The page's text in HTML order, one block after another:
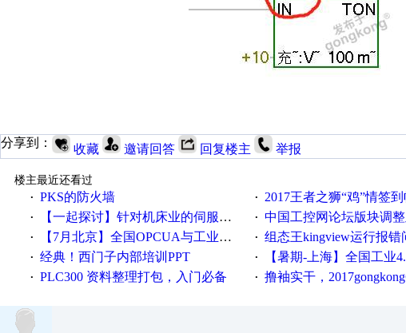
分享到： 收藏 邀请回答 回复楼主 举报
楼主最近还看过
· PKS的防火墙 · 2017王者之狮“鸡”情签到帖！及时更新在
· 【一起探讨】针对机床业的伺服系统发展，您的期望是什么？ · 中国工控网论坛版块调整及招
· 【7月北京】全国OPCUA与工业互联技术培训班通知！ · 组态王kingview运行报错
· 经典！西门子内部培训PPT · 【暑期-上海】全国工业4.0&智能制造高
· PLC300 资料整理打包，入门必备 · 撸袖实干，2017gongkong®第二届智造工程师